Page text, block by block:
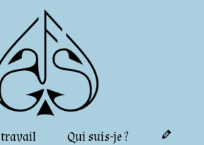
Qui suis-je ?